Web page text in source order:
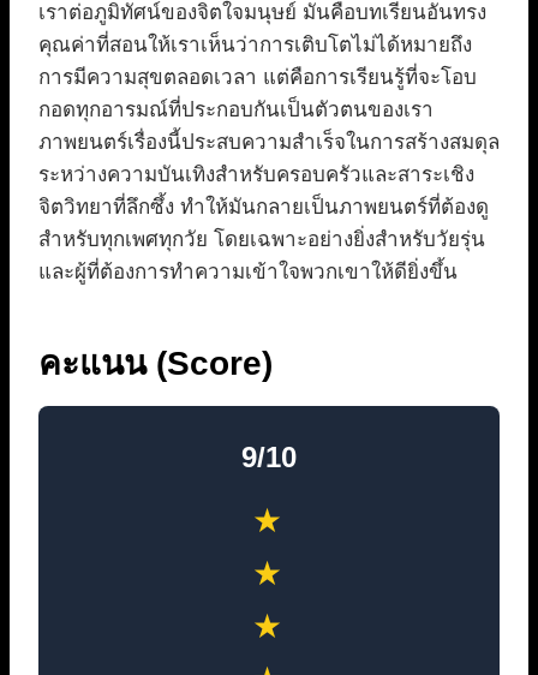
เราต่อภูมิทัศน์ของจิตใจมนุษย์ มันคือบทเรียนอันทรง
คุณค่าที่สอนให้เราเห็นว่าการเติบโตไม่ได้หมายถึง
การมีความสุขตลอดเวลา แต่คือการเรียนรู้ที่จะโอบ
กอดทุกอารมณ์ที่ประกอบกันเป็นตัวตนของเรา
ภาพยนตร์เรื่องนี้ประสบความสำเร็จในการสร้างสมดุล
ระหว่างความบันเทิงสำหรับครอบครัวและสาระเชิง
จิตวิทยาที่ลึกซึ้ง ทำให้มันกลายเป็นภาพยนตร์ที่ต้องดู
สำหรับทุกเพศทุกวัย โดยเฉพาะอย่างยิ่งสำหรับวัยรุ่น
และผู้ที่ต้องการทำความเข้าใจพวกเขาให้ดียิ่งขึ้น
คะแนน (Score)
9/10
★
★
★